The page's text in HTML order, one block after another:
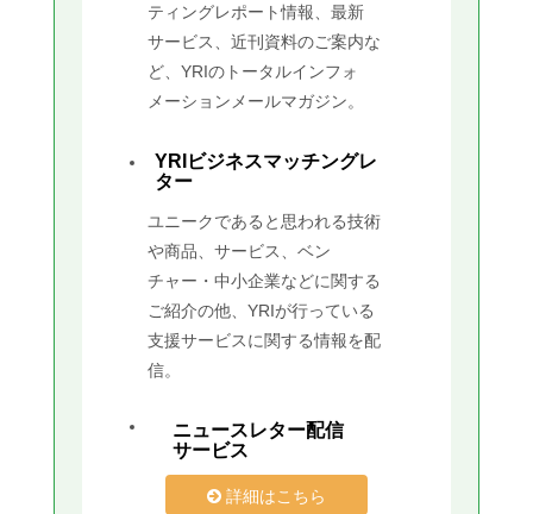
ティングレポート情報、最新
サービス、近刊資料のご案内な
ど、YRIのトータルインフォ
メーションメールマガジン。
YRIビジネスマッチングレ
ター
ユニークであると思われる技術
や商品、サービス、ベン
チャー・中小企業などに関する
ご紹介の他、YRIが行っている
支援サービスに関する情報を配
信。
ニュースレター配信
サービス
詳細はこちら